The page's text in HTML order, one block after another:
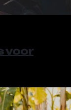
voor